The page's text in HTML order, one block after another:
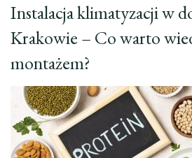
Instalacja klimatyzacji w
Krakowie – Co warto
montażem?